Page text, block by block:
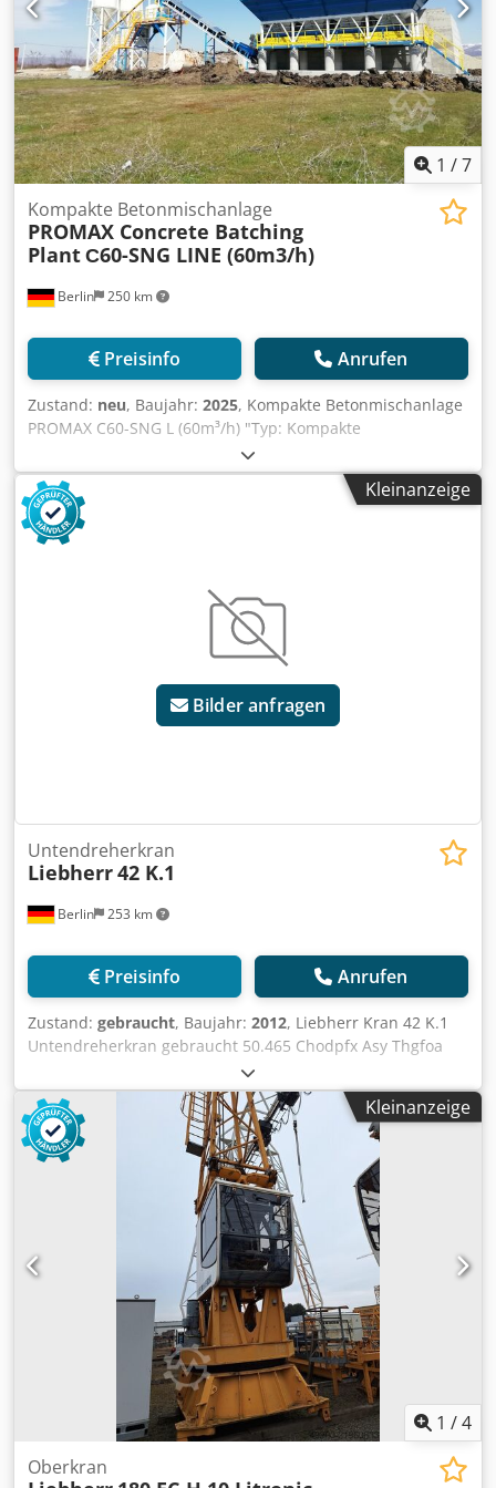
1 /7
Berlin 250 km
Kompakte Betonmischanlage
PROMAX Concrete Batching
PlantС60-SNG LINE (60m3/h)
Preisinfo Anrufen
Zustand: neu, Baujahr: 2025, Kompakte Betonmischanlage
PROMAX C60-SNG L (60m³/h) "Typ: Kompakte
Betonmischanlage mit Einwellenmischer Chodjflz Hfspfx
Aa Eoa Kapazität: 60 m³ / Stunde frisch gepresster Beton
Mischerkapazität: 1500/1000 lt (1m³ Druckbeton)
Zentralschmiersystem Marke: ILC (Made in Italy)
Steuersystem: Vollautomatischer PC - SPS - Drucker.
und Zubehör: Italienisch Unbegrenzte Benutzer und
Fernzugriff Sehr geringe Transportkosten: Zwei Container.
Die Installation und Inbetriebnahme der Anlage liegt in
unserer Verantwortung. Wir bieten einen exzellenten
After-Sales-Service. 24/7 DIENSTLEISTUNGEN. Export von
mehr als 1000 Betonfertigungsanlagen in mehr als 90
Länder auf der ganzen Welt. * NIEDRIGE VERSANDKOSTEN
Kleinanzeige
Bilder anfragen
Berlin 253 km
Untendreherkran
Liebherr42 K.1
Preisinfo Anrufen
Zustand: gebraucht, Baujahr: 2012, Liebherr Kran 42 K.1
Untendreherkran gebraucht 50.465 Chodpfx Asy Thgfoa
Esa Gebrauchter Untendreherkran Liebherr 42 K.1 aus
dem Baujahr 2012. Der Kran eignet sich für Baustellen,
Hochbau und allgemeine Hebearbeiten. Inklusive
Frequenzumformersteuerung, allstromsensitivem Verteiler
und Kabelsatz. Hersteller: Liebherr Modell: 42 K.1
Maschinentyp: Untendreherkran Werknummer: 50.465
Baujahr: 2012 Ausladung: 36,0 m Hakenhöhe: 21,0 m
Klappbarer Schnellmontagekran
Frequenzumformersteuerung vorhanden
Allstromsensitiver Verteiler inklusive Kabelsatz inklusive
Netzbetrieb: Drehstrom / Allstrom Einsatzbereich:
Baustelle, Hochbau, Montagearbeiten Zustand: gebraucht
Kleinanzeige
1 /4
Oberkran